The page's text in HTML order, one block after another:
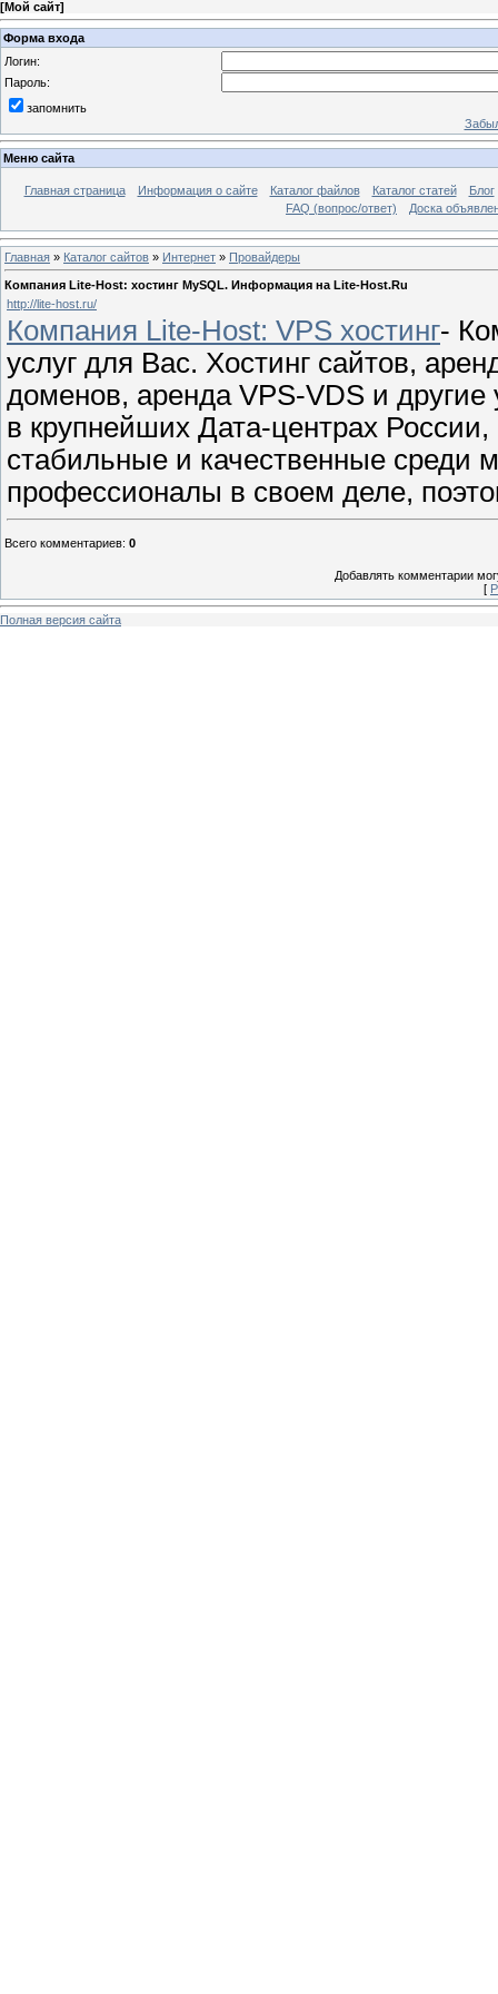
[Мой сайт]
Форма входа
Логин:
Пароль:
запомнить
Меню сайта
Главная страница Информация о сайте Каталог файлов Каталог статей
Блог
FAQ (вопрос/ответ)
Доска
Главная » Каталог сайтов » Интернет » Провайдеры
Компания Lite-Host: хостинг MySQL. Информация на Lite-Host.Ru
http://lite-host.ru/
Компания Lite-Host: VPS хостинг-
услуг для Вас. Хостинг сайтов,
доменов, аренда VPS-VDS и
в крупнейших Дата-центрах
стабильные и качественные среди
профессионалы в своем деле,
Всего комментариев: 0
Добавлять комментарии
[
Полная версия сайта